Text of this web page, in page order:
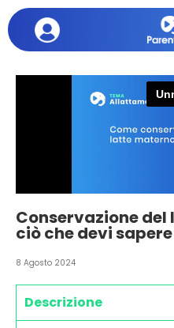
Conservazione
ciò che devi
8 Agosto 2024
Descrizione